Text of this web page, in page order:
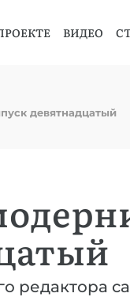
ВИДЕО
девятнадцатый
редактора